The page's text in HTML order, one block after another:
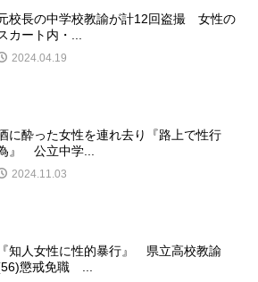
校長の中学校教諭が計12回盗撮 女性の
カート内・...
2024.04.19
に酔った女性を連れ去り『路上で性行
』 公立中学...
2024.11.03
『知人女性に性的暴行』 県立高校教諭
懲戒免職 ...